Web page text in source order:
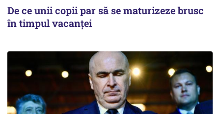
De ce unii copii par să se maturizeze brusc
în timpul vacanței